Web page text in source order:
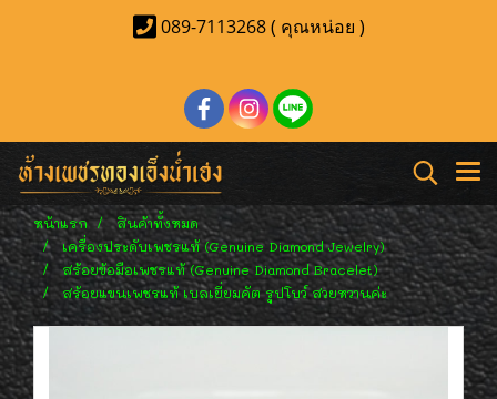
089-7113268 ( คุณหน่อย )
หน้าแรก
สินค้าทั้งหมด
เครื่องประดับเพชรแท้ (Genuine Diamond Jewelry)
สร้อยข้อมือเพชรแท้ (Genuine Diamond Bracelet)
สร้อยแขนเพชรแท้ เบลเยี่ยมคัต รูปโบว์ สวยหวานค่ะ